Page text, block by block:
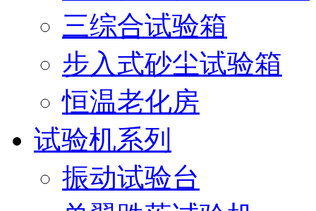
三综合试验箱
步入式砂尘试验箱
恒温老化房
试验机系列
振动试验台